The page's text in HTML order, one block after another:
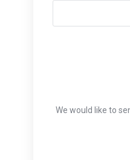
We would like to